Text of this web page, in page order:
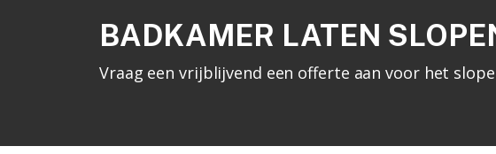
BADKAMER LATEN
Vraag een vrijblijvend een offerte aan voor het